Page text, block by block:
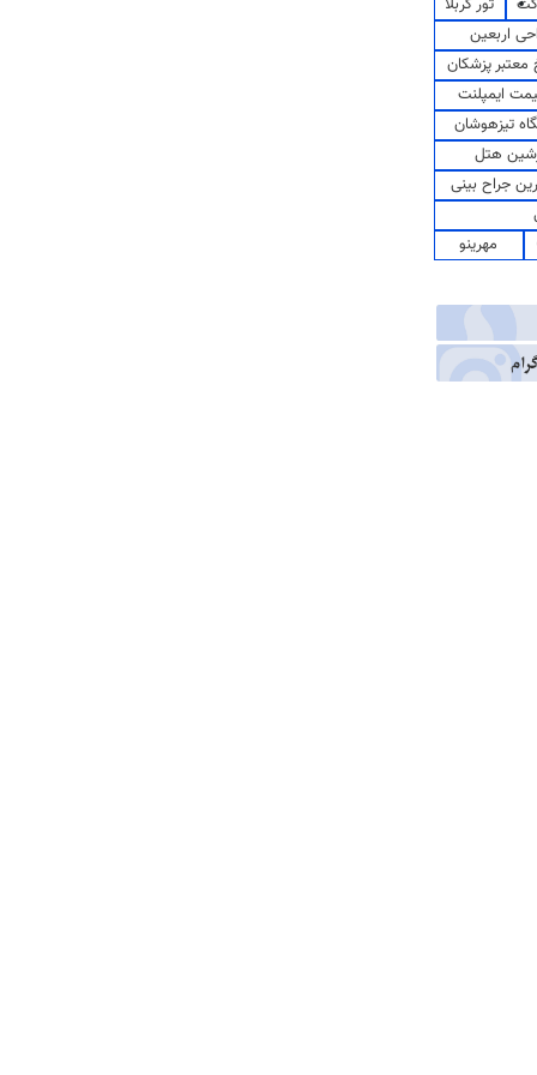
اربعین
پزشکان
ایمپلنت
تیزهوشان
هتل
جراح بینی
مهرینو